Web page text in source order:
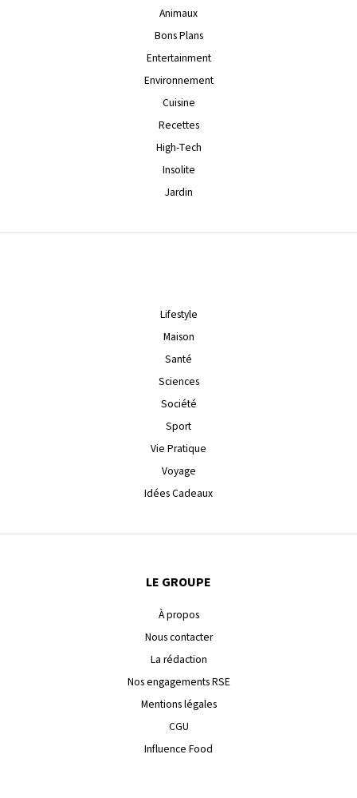
Animaux
Bons Plans
Entertainment
Environnement
Cuisine
Recettes
High-Tech
Insolite
Jardin
Lifestyle
Maison
Santé
Sciences
Société
Sport
Vie Pratique
Voyage
Idées Cadeaux
LE GROUPE
À propos
Nous contacter
La rédaction
Nos engagements RSE
Mentions légales
CGU
Influence Food